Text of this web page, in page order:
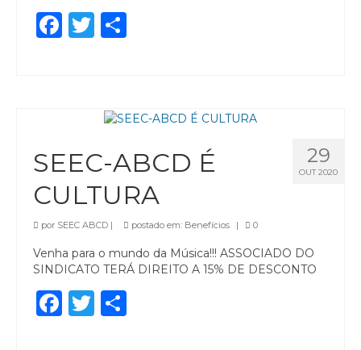
Facebook
Twitter
29
OUT 2020
SEEC-ABCD É
CULTURA
por SEEC ABCD | postado em: Benefícios | 0
Venha para o mundo da Música!!! ASSOCIADO DO
SINDICATO TERÁ DIREITO A 15% DE DESCONTO
Facebook
Twitter